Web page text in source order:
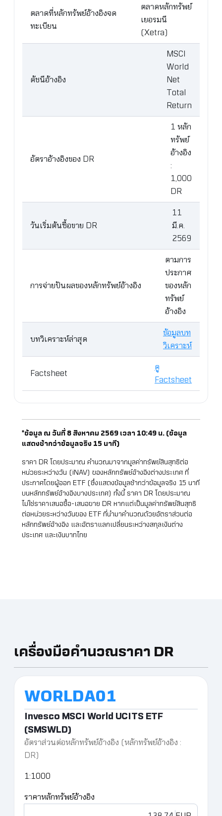
ตลาดที่หลักทรัพย์อ้างอิงจด
ทะเบียน
ตลาดหลักทรัพย์
เยอรมนี
(Xetra)
ดัชนีอ้างอิง
MSCI
World
Net
Total
Return
อัตราอ้างอิงของ DR
1 หลัก
ทรัพย์
อ้างอิง
:
1,000
DR
วันเริ่มต้นซื้อขาย DR
11
มี.ค.
2569
การจ่ายปันผลของหลักทรัพย์อ้างอิง​
ตามการ
ประกาศ
ของหลัก
ทรัพย์
อ้างอิง
บทวิเคราะห์ล่าสุด
ข้อมูลบท
วิเคราะห์
Factsheet
ดู
Factsheet
*ข้อมูล ณ วันที่8 สิงหาคม 2569 เวลา 10:49 น.(ข้อมูล
แสดงช้ากว่าข้อมูลจริง 15 นาที)
ราคา DR โดยประมาณ คำนวณมาจากมูลค่าทรัพย์สินสุทธิต่อ
หน่วยระหว่างวัน (iNAV) ของหลักทรัพย์อ้างอิงต่างประเทศ ที่
ประกาศโดยผู้ออก ETF (ซึ่งแสดงข้อมูลช้ากว่าข้อมูลจริง 15 นาที
บนหลักทรัพย์อ้างอิงบางประเทศ) ทั้งนี้ ราคา DR โดยประมาณ
ไม่ใช่ราคาเสนอซื้อ-เสนอขาย DR หากแต่เป็นมูลค่าทรัพย์สินสุทธิ
ต่อหน่วยระหว่างวันของ ETF ที่นำมาคำนวณด้วยอัตราส่วนต่อ
หลักทรัพย์อ้างอิง และอัตราแลกเปลี่ยนระหว่างสกุลเงินต่าง
ประเทศ และเงินบาทไทย
เครื่องมือคำนวณราคา DR
Invesco MSCI World UCITS ETF
(SMSWLD)
อัตราส่วนต่อหลักทรัพย์อ้างอิง (หลักทรัพย์อ้างอิง :
DR)
1:1000
ราคาหลักทรัพย์อ้างอิง